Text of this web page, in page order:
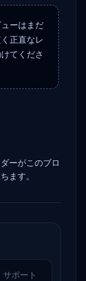
ーはまだ
正直なレ
てくださ
ーがこのブロ
ます。